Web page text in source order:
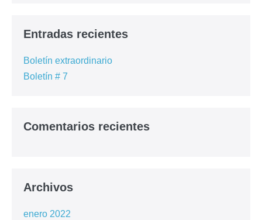
Entradas recientes
Boletín extraordinario
Boletín # 7
Comentarios recientes
Archivos
enero 2022